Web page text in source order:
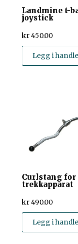
Landmine t-
joystick
kr450.00
Legg i
Curlstang for
trekkapparat
kr490.00
Legg i